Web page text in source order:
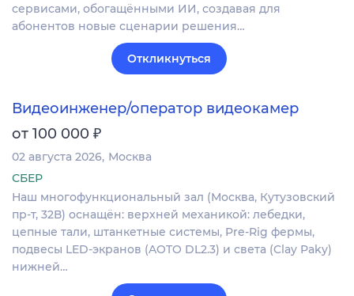
сервисами, обогащёнными ИИ, создавая для
абонентов новые сценарии решения…
Откликнуться
Видеоинженер/оператор видеокамер
от 100 000 ₽
02 августа 2026 Москва
СБЕР
Наш многофункциональный зал (Москва, Кутузовский
пр-т, 32В) оснащён: верхней механикой: лебедки,
цепные тали, штанкетные системы, Pre-Rig фермы,
подвесы LED-экранов (AOTO DL2.3) и света (Clay Paky)
нижней…